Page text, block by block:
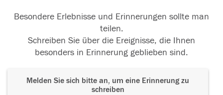
Besondere Erlebnisse und Erinnerungen sollte man
teilen.
Schreiben Sie über die Ereignisse, die Ihnen
besonders in Erinnerung geblieben sind.
Melden Sie sich bitte an, um eine Erinnerung zu
schreiben